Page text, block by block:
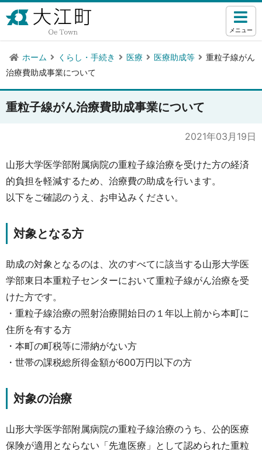
メニュー
ホーム くらし・手続き 医療 医療助成等
重粒子線がん
治療費助成事業について
重粒子線がん治療費助成事業について
2021年03月19日
山形大学医学部附属病院の重粒子線治療を受けた方の経済
的負担を軽減するため、治療費の助成を行います。
以下をご確認のうえ、お申込みください。
対象となる方
助成の対象となるのは、次のすべてに該当する山形大学医
学部東日本重粒子センターにおいて重粒子線がん治療を受
けた方です。
・重粒子線治療の照射治療開始日の１年以上前から本町に
住所を有する方
・本町の町税等に滞納がない方
・世帯の課税総所得金額が600万円以下の方
対象の治療
山形大学医学部附属病院の重粒子線治療のうち、公的医療
保険が適用とならない「先進医療」として認められた重粒